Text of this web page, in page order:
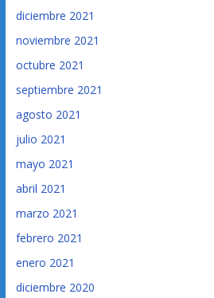
diciembre 2021
noviembre 2021
octubre 2021
septiembre 2021
agosto 2021
julio 2021
mayo 2021
abril 2021
marzo 2021
febrero 2021
enero 2021
diciembre 2020